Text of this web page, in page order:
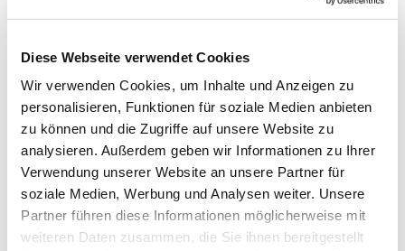
Diese Webseite verwendet Cookies
Wir verwenden Cookies, um Inhalte und Anzeigen zu
personalisieren, Funktionen für soziale Medien anbieten
zu können und die Zugriffe auf unsere Website zu
analysieren. Außerdem geben wir Informationen zu Ihrer
Verwendung unserer Website an unsere Partner für
soziale Medien, Werbung und Analysen weiter. Unsere
Partner führen diese Informationen möglicherweise mit
weiteren Daten zusammen, die Sie ihnen bereitgestellt
Dies könnte Sie auch
interessieren